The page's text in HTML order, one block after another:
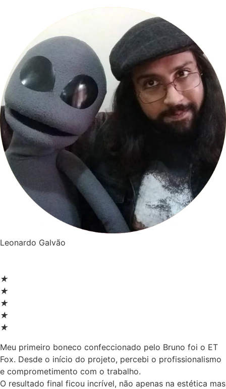
Leonardo Galvão
★
★
★
★
★
Meu primeiro boneco confeccionado pelo Bruno foi o ET
Fox. Desde o início do projeto, percebi o profissionalismo
e comprometimento com o trabalho.
O resultado final ficou incrível, não apenas na estética mas